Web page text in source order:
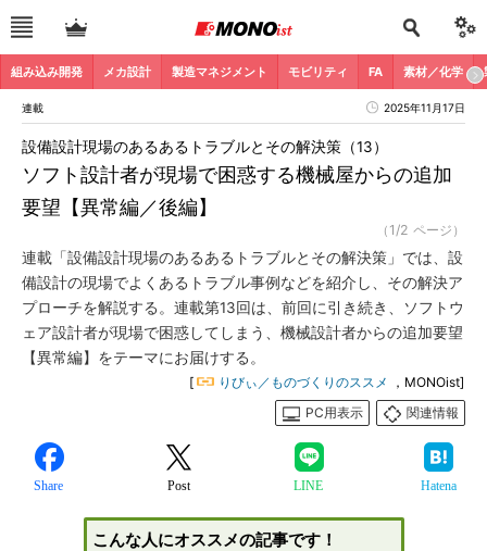
組み込み開発 メカ設計 製造マネジメント モビリティ FA 素材／化学
連載 2025年11月17日
ソフト設計者が現場で困惑する機械屋からの追加
要望【異常編／後編】
設備設計現場のあるあるトラブルとその解決策（13）
（1/2 ページ）
連載「設備設計現場のあるあるトラブルとその解決策」では、設
備設計の現場でよくあるトラブル事例などを紹介し、その解決ア
プローチを解説する。連載第13回は、前回に引き続き、ソフトウ
ェア設計者が現場で困惑してしまう、機械設計者からの追加要望
【異常編】をテーマにお届けする。
[ りびぃ／ものづくりのススメ
，MONOist]
PC用表示
関連情報
Share Post LINE Hatena
こんな人にオススメの記事です！